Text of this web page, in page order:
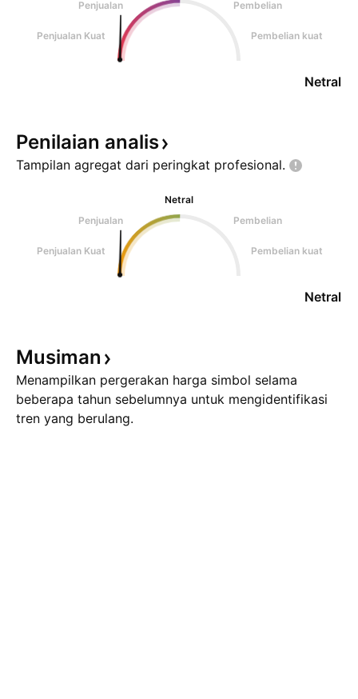
Penjualan
Pembelian
Penjualan Kuat Pembelian kuat
Netral
Penilaian analis
Tampilan agregat dari peringkat profesional.
Netral
Penjualan
Pembelian
Penjualan Kuat Pembelian kuat
Netral
Musiman
Menampilkan pergerakan harga simbol selama
beberapa tahun sebelumnya untuk mengidentifikasi
tren yang berulang.